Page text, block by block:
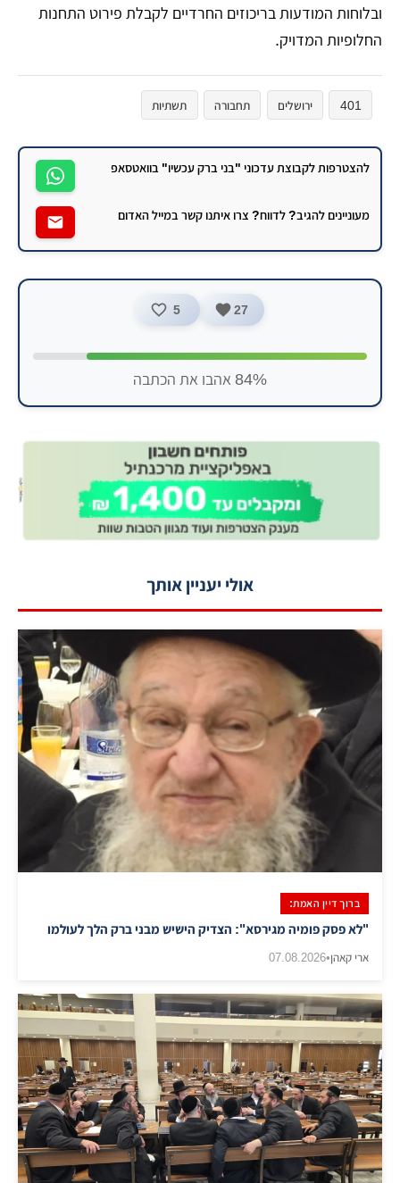
ובלוחות המודעות בריכוזים החרדיים לקבלת פירוט התחנות
החלופיות המדויק.
401 ירושלים תחבורה תשתיות
להצטרפות לקבוצת עדכוני "בני ברק עכשיו" בוואטסאפ
מעוניינים להגיב? לדווח? צרו איתנו קשר במייל האדום
27
5
84% אהבו את הכתבה
אולי יעניין אותך
ברוך דיין האמת:
"לא פסק פומיה מגירסא": הצדיק הישיש מבני ברק הלך לעולמו
ארי קאהן•
07.08.2026